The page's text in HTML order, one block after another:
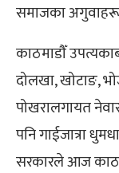
समाजका
काठमाडौँ
दोलखा, खोटाङ,
पोखरालगायत
पनि गाईजात्रा
सरकारले आज